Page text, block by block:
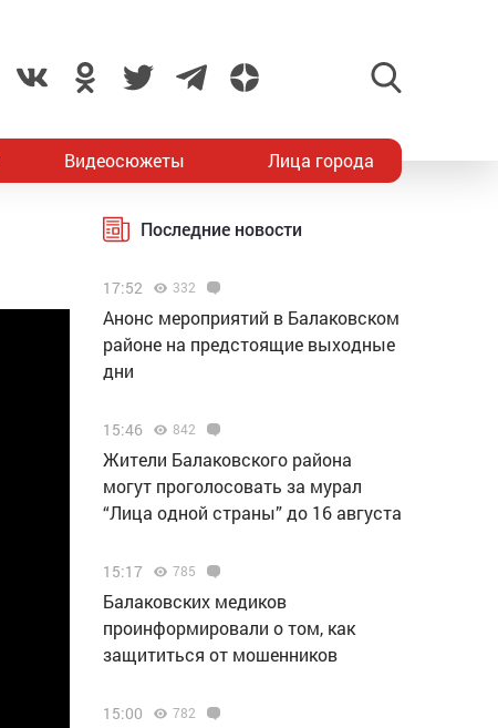
Видеосюжеты Лица города
Последние новости
17:52 332
Анонс мероприятий в Балаковском
районе на предстоящие выходные
дни
15:46 842
Жители Балаковского района
могут проголосовать за мурал
“Лица одной страны” до 16 августа
15:17 785
Балаковских медиков
проинформировали о том, как
защититься от мошенников
15:00 782